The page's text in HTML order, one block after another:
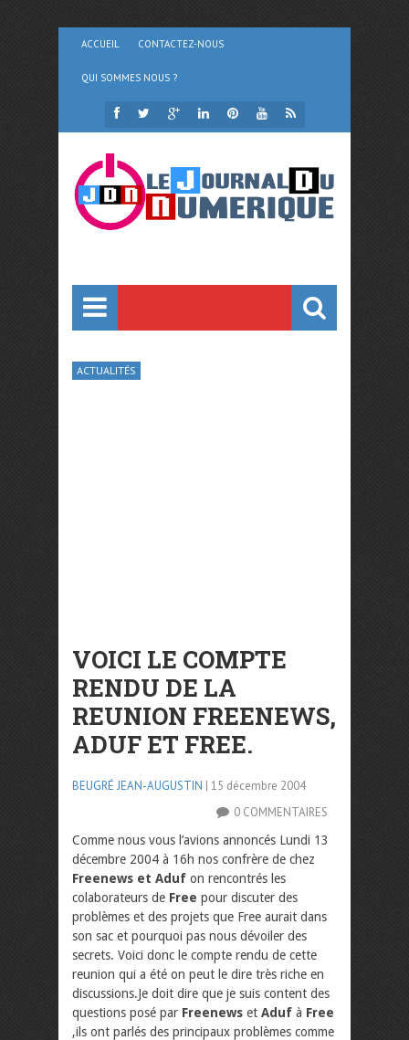
ACCUEIL CONTACTEZ-NOUS
QUI SOMMES NOUS ?
ACTUALITÉS
VOICI LE COMPTE
RENDU DE LA
REUNION FREENEWS,
ADUF ET FREE.
BEUGRÉ JEAN-AUGUSTIN | 15 décembre 2004
0 COMMENTAIRES
Comme nous vous l’avions annoncés Lundi 13
décembre 2004 à 16h nos confrère de chez
Freenews et Aduf on rencontrés les
colaborateurs de Free pour discuter des
problèmes et des projets que Free aurait dans
son sac et pourquoi pas nous dévoiler des
secrets. Voici donc le compte rendu de cette
reunion qui a été on peut le dire très riche en
discussions.Je doit dire que je suis content des
questions posé par Freenews et Aduf à Free
,ils ont parlés des principaux problèmes comme